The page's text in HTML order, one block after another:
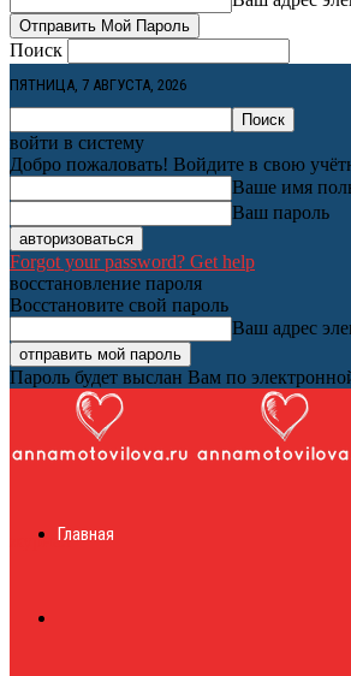
Поиск
ПЯТНИЦА, 7 АВГУСТА, 2026
войти в систему
Добро пожаловать! Войдите в свою
Ваше имя
Ваш пароль
Forgot your password? Get help
восстановление пароля
Восстановите свой пароль
Ваш адрес
Пароль будет выслан Вам по
журналГлавная